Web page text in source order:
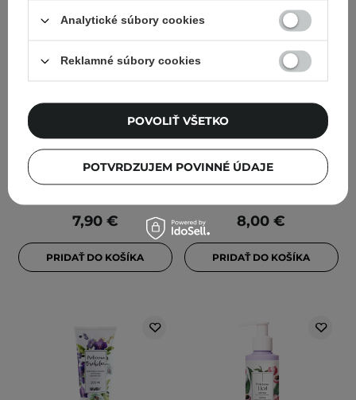
Zvlhčujúci kondicionér na
pórovitosťou - 200 ml
4
7,90 €
PRIDAŤ DO KOŠÍKA
bergamot - Šampón pre
pokožku hlavy - 200ml
30
8,00 €
PRIDAŤ DO KOŠÍKA
Analytické súbory cookies
Reklamné súbory cookies
POTVRDZUJEM POVINNÉ ÚDAJE
POVOLIŤ VŠETKO